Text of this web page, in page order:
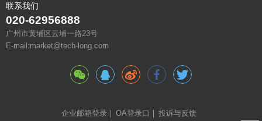
联系我们
020-62956888
广州市黄埔区云埔一路23号
E-mail:market@tech-long.com
企业邮箱登录 OA登录口 投诉与反馈